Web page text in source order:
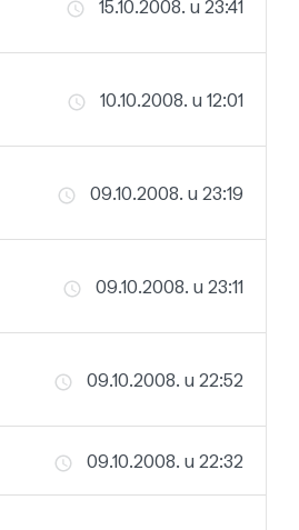
15.10.2008. u 23:41
10.10.2008. u 12:01
09.10.2008. u 23:19
09.10.2008. u 23:11
09.10.2008. u 22:52
09.10.2008. u 22:32